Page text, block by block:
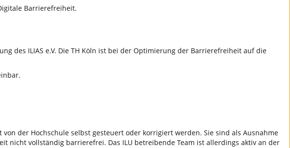
Barrierefreiheit.
des ILIAS e.V. Die TH Köln ist bei der Optimierung der Barrierefreiheit auf die
der Hochschule selbst gesteuert oder korrigiert werden. Sie sind als Ausnahme
nicht vollständig barrierefrei. Das ILU betreibende Team ist allerdings aktiv an der